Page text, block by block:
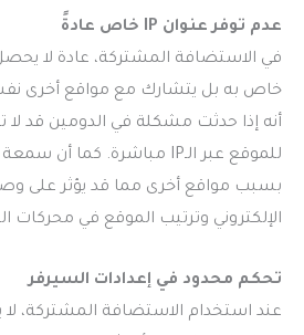
عدم توفر عنوان IP خاص عادةً
خاص به بل يتشارك مع مواقع أخرى
أنه إذا حدثت مشكلة في الدومين قد
بسبب مواقع أخرى مما قد يؤثر على
الإلكتروني وترتيب الموقع في محركات
تحكم محدود في إعدادات السيرفر
عند استخدام الاستضافة المشتركة،